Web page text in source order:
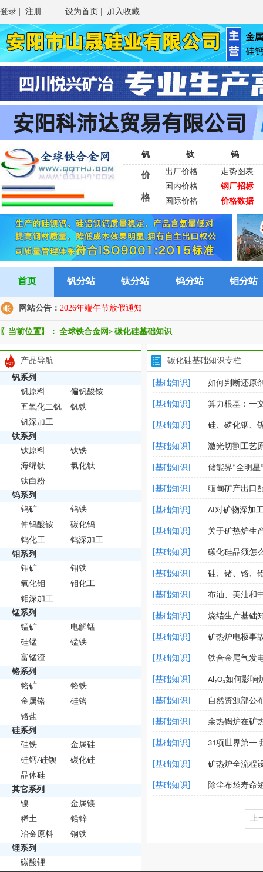
登录 注册 设为首页 加入收藏
钒 钛 钨
价
格
出厂价格
走势图表
国内价格
钢厂招标
国际价格
价格数据
首页 钒分站 钛分站 钨分站 钼分站
网站公告： 2026年端午节放假通知
〖当前位置〗： 全球铁合金网 > 碳化硅基础知识
产品导航
钒系列
钒原料
偏钒酸铵
五氧化二钒
钒铁
钒深加工
钛系列
钛原料
钛铁
海绵钛
氯化钛
钛白粉
钨系列
钨矿
钨铁
仲钨酸铵
碳化钨
钨化工
钨深加工
钼系列
钼矿
钼铁
氧化钼
钼化工
钼深加工
锰系列
锰矿
电解锰
硅锰
锰铁
富锰渣
铬系列
铬矿
铬铁
金属铬
硅铬
铬盐
硅系列
硅铁
金属硅
硅钙/硅钡
碳化硅
晶体硅
其它系列
镍
金属镁
稀土
铅锌
冶金原料
钢铁
锂系列
碳酸锂
碳化硅基础知识专栏
[基础知识] 如何判断还原
[基础知识] 算力根基：一
[基础知识] 硅、磷化铟、
[基础知识] 激光切割工艺
[基础知识] 储能界“全明
[基础知识] 缅甸矿产出口
[基础知识] AI对矿物深加
[基础知识] 关于矿热炉生
[基础知识] 碳化硅晶须怎
[基础知识] 硅、锗、铬、
[基础知识] 布油、美油和
[基础知识] 烧结生产基础
[基础知识] 矿热炉电极事
[基础知识] 铁合金尾气发
[基础知识] Al₂O₃如何影
[基础知识] 自然资源部公
[基础知识] 余热锅炉在矿
[基础知识] 31项世界第一
[基础知识] 矿热炉全流程
[基础知识] 除尘布袋寿命
上